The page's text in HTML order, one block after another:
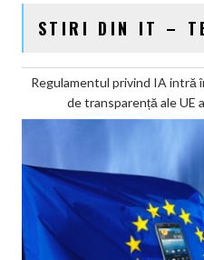
STIRI DIN IT –
Regulamentul privind IA intră
de transparență ale UE